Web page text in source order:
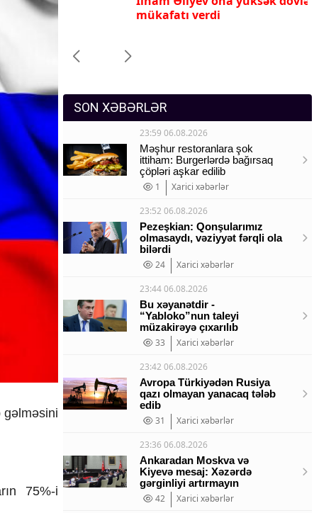
Sosium
Mətbuat-150
gəlməsini
75%-i
mükafatı verdi
SON XƏBƏRLƏR
23:59 06.08.2026
Məşhur restoranlara şok
ittiham: Burgerlərdə bağırsaq
çöpləri aşkar edilib
1
Xarici xəbərlər
23:52 06.08.2026
Pezeşkian: Qonşularımız
olmasaydı, vəziyyət fərqli ola
bilərdi
24
Xarici xəbərlər
23:44 06.08.2026
Bu xəyanətdir -
“Yabloko”nun taleyi
müzakirəyə çıxarılıb
33
Xarici xəbərlər
23:42 06.08.2026
Avropa Türkiyədən Rusiya
qazı olmayan yanacaq tələb
edib
31
Xarici xəbərlər
23:36 06.08.2026
Ankaradan Moskva və
Kiyevə mesaj: Xəzərdə
gərginliyi artırmayın
42
Xarici xəbərlər